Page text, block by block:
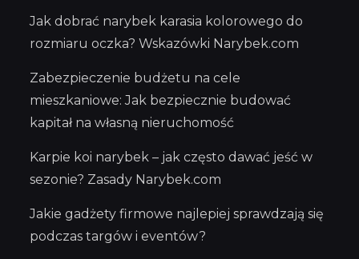
Jak dobrać narybek karasia kolorowego do
rozmiaru oczka? Wskazówki Narybek.com
Zabezpieczenie budżetu na cele
mieszkaniowe: Jak bezpiecznie budować
kapitał na własną nieruchomość
Karpie koi narybek – jak często dawać jeść w
sezonie? Zasady Narybek.com
Jakie gadżety firmowe najlepiej sprawdzają się
podczas targów i eventów?